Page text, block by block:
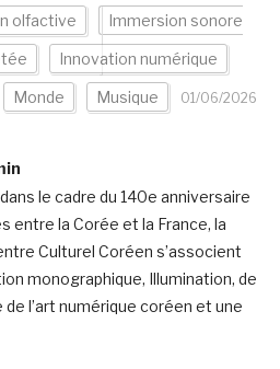
olfactive Immersion sonore
Innovation numérique
Monde Musique
01/06/2026
le cadre du 140e anniversaire
entre la Corée et la France, la
Culturel Coréen s’associent
monographique, Illumination, de
l’art numérique coréen et une